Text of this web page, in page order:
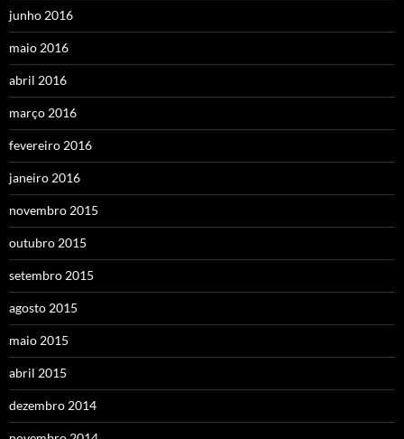
junho 2016
maio 2016
abril 2016
março 2016
fevereiro 2016
janeiro 2016
novembro 2015
outubro 2015
setembro 2015
agosto 2015
maio 2015
abril 2015
dezembro 2014